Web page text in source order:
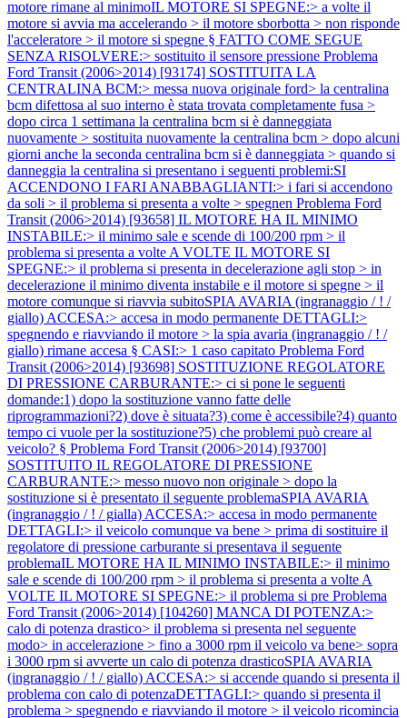
motore rimane al minimoIL MOTORE SI SPEGNE:> a volte il
motore si avvia ma accelerando > il motore sborbotta > non risponde
l'acceleratore > il motore si spegne § FATTO COME SEGUE
SENZA RISOLVERE:> sostituito il sensore pressione Problema
Ford Transit (2006>2014) [93174] SOSTITUITA LA
CENTRALINA BCM:> messa nuova originale ford> la centralina
bcm difettosa al suo interno è stata trovata completamente fusa >
dopo circa 1 settimana la centralina bcm si è danneggiata
nuovamente > sostituita nuovamente la centralina bcm > dopo alcuni
giorni anche la seconda centralina bcm si è danneggiata > quando si
danneggia la centralina si presentano i seguenti problemi:SI
ACCENDONO I FARI ANABBAGLIANTI:> i fari si accendono
da soli > il problema si presenta a volte > spegnen Problema Ford
Transit (2006>2014) [93658] IL MOTORE HA IL MINIMO
INSTABILE:> il minimo sale e scende di 100/200 rpm > il
problema si presenta a volte A VOLTE IL MOTORE SI
SPEGNE:> il problema si presenta in decelerazione agli stop > in
decelerazione il minimo diventa instabile e il motore si spegne > il
motore comunque si riavvia subitoSPIA AVARIA (ingranaggio / ! /
giallo) ACCESA:> accesa in modo permanente DETTAGLI:>
spegnendo e riavviando il motore > la spia avaria (ingranaggio / ! /
giallo) rimane accesa § CASI:> 1 caso capitato Problema Ford
Transit (2006>2014) [93698] SOSTITUZIONE REGOLATORE
DI PRESSIONE CARBURANTE:> ci si pone le seguenti
domande:1) dopo la sostituzione vanno fatte delle
riprogrammazioni?2) dove è situata?3) come è accessibile?4) quanto
tempo ci vuole per la sostituzione?5) che problemi può creare al
veicolo? § Problema Ford Transit (2006>2014) [93700]
SOSTITUITO IL REGOLATORE DI PRESSIONE
CARBURANTE:> messo nuovo non originale > dopo la
sostituzione si è presentato il seguente problemaSPIA AVARIA
(ingranaggio / ! / gialla) ACCESA:> accesa in modo permanente
DETTAGLI:> il veicolo comunque va bene > prima di sostituire il
regolatore di pressione carburante si presentava il seguente
problemaIL MOTORE HA IL MINIMO INSTABILE:> il minimo
sale e scende di 100/200 rpm > il problema si presenta a volte A
VOLTE IL MOTORE SI SPEGNE:> il problema si pre Problema
Ford Transit (2006>2014) [104260] MANCA DI POTENZA:>
calo di potenza drastico> il problema si presenta nel seguente
modo> in accelerazione > fino a 3000 rpm il veicolo va bene> sopra
i 3000 rpm si avverte un calo di potenza drasticoSPIA AVARIA
(ingranaggio / ! / giallo) ACCESA:> si accende quando si presenta il
problema con calo di potenzaDETTAGLI:> quando si presenta il
problema > spegnendo e riavviando il motore > il veicolo ricomincia